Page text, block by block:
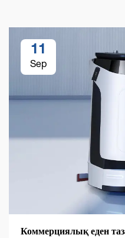
11
Sep
Коммерциялық еден